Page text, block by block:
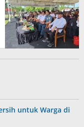
untuk Warga di